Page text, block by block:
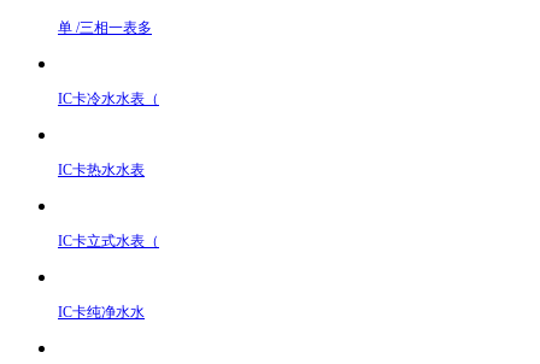
单 /三相一表多
IC卡冷水水表（
IC卡热水水表
IC卡立式水表（
IC卡纯净水水